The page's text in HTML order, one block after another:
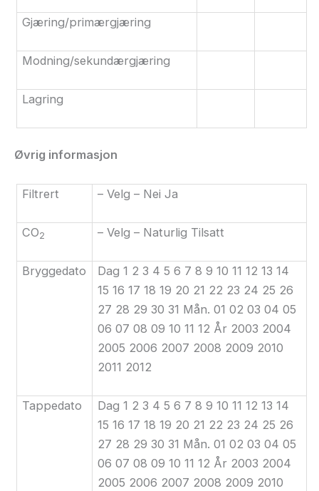
Gjæring/primærgjæring
Modning/sekundærgjæring
Lagring
Øvrig informasjon
Filtrert – Velg – Nei Ja
CO2 – Velg – Naturlig Tilsatt
Bryggedato
Dag 1 2 3 4 5 6 7 8 9 10 11 12 13 14
15 16 17 18 19 20 21 22 23 24 25 26
27 28 29 30 31 Mån. 01 02 03 04 05
06 07 08 09 10 11 12 År 2003 2004
2005 2006 2007 2008 2009 2010
2011 2012
Tappedato
Dag 1 2 3 4 5 6 7 8 9 10 11 12 13 14
15 16 17 18 19 20 21 22 23 24 25 26
27 28 29 30 31 Mån. 01 02 03 04 05
06 07 08 09 10 11 12 År 2003 2004
2005 2006 2007 2008 2009 2010